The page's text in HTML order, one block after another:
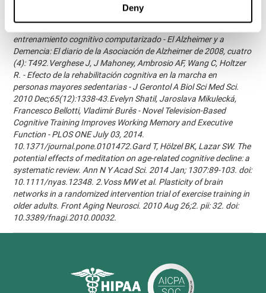
Deny
Alzheimer y Demencia: El diario de la Asociación de Alzheimer de
2007, tres (3): S171.Shatil E, Korczyn dC, Peretz C, et al. - Mejorar
entrenamiento cognitivo computarizado - El Alzheimer y a
Demencia: El diario de la Asociación de Alzheimer de 2008, cuatro
(4): T492.Verghese J, J Mahoney, Ambrosio AF, Wang C, Holtzer
R. - Efecto de la rehabilitación cognitiva en la marcha en
personas mayores sedentarias - J Gerontol A Biol Sci Med Sci.
2010 Dec;65(12):1338-43.Evelyn Shatil, Jaroslava Mikulecká,
Francesco Bellotti, Vladimír Burěs - Novel Television-Based
Cognitive Training Improves Working Memory and Executive
Function - PLOS ONE July 03, 2014.
10.1371/journal.pone.0101472.Gard T, Hölzel BK, Lazar SW. The
potential effects of meditation on age-related cognitive decline: a
systematic review. Ann N Y Acad Sci. 2014 Jan; 1307:89-103. doi:
10.1111/nyas.12348. 2.Voss MW et al. Plasticity of brain
networks in a randomized intervention trial of exercise training in
older adults. Front Aging Neurosci. 2010 Aug 26;2. pii: 32. doi:
10.3389/fnagi.2010.00032.